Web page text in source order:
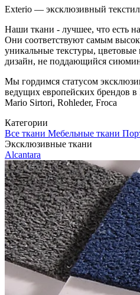
Exterio — эксклюзивный
Наши ткани - лучшее, что есть
Они соответствуют самым
уникальные текстуры,
дизайн, не поддающийся
Мы гордимся статусом
ведущих европейских брендов
Mario Sirtori, Rohleder, Froca
Категории
Все ткани Мебельные ткани
Эксклюзивные ткани
Alcantara